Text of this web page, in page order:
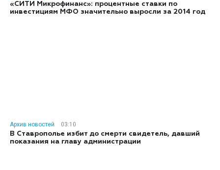
«СИТИ Микрофинанс»: процентные ставки по
инвестициям МФО значительно выросли за 2014 год
Архив новостей
03:10
В Ставрополье избит до смерти свидетель, давший
показания на главу администрации